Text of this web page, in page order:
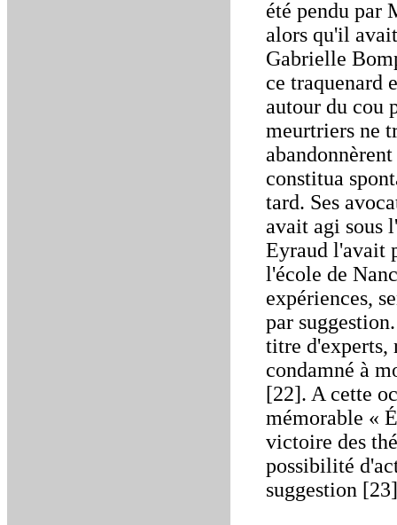
été pendu par
alors qu'il
Gabrielle
ce traquenard
autour du cou
meurtriers ne
constitua
tard. Ses
avait agi sous
Eyraud l'avait
l'école de
expériences,
par
titre d'experts,
condamné à
[22]. A cette
mémorable «
victoire des
possibilité
suggestion